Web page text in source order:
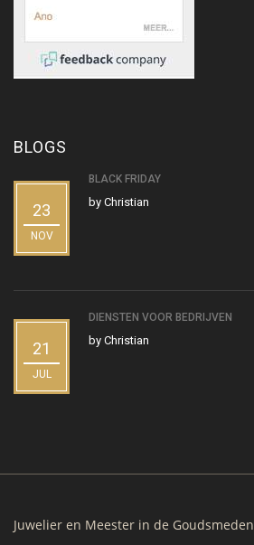
BLOGS
23
NOV
BLACK FRIDAY
by Christian
21
JUL
DIENSTEN VOOR BEDRIJVEN
by Christian
Juwelier en Meester in de Goudsmeden